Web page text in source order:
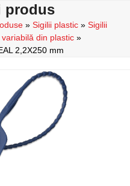
produs
»Sigilii plastic »Sigilii
din plastic »
2,2X250 mm